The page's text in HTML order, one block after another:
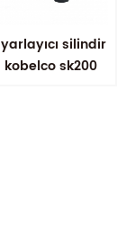
silindir
sk200